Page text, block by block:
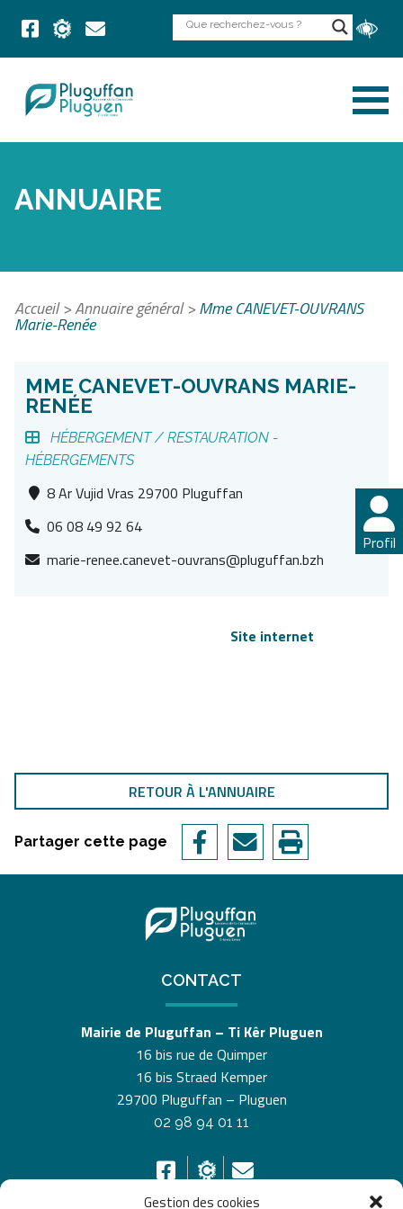
Gestion des cookies
ANNUAIRE
Accueil>Annuaire général>Mme CANEVET-OUVRANS
Marie-Renée
MME CANEVET-OUVRANS MARIE-
RENÉE
HÉBERGEMENT / RESTAURATION -
HÉBERGEMENTS
8 Ar Vujid Vras 29700 Pluguffan
06 08 49 92 64
marie-renee.canevet-ouvrans@pluguffan.bzh
Site internet
RETOUR À L'ANNUAIRE
Partager cette page
Profil
CONTACT
Mairie de Pluguffan – Ti Kêr Pluguen
16 bis rue de Quimper
16 bis Straed Kemper
29700 Pluguffan – Pluguen
02 98 94 01 11